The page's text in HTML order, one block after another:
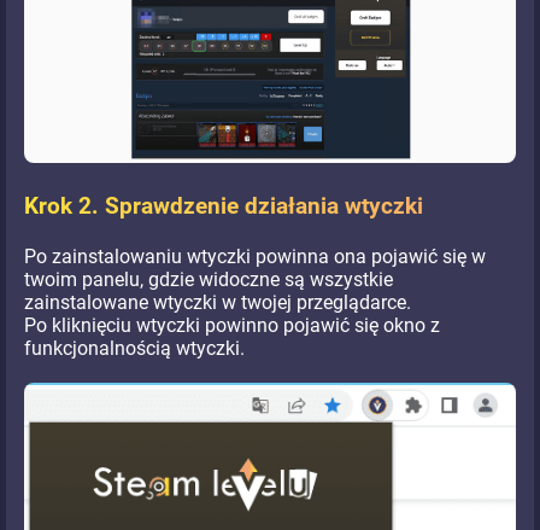
Krok 2. Sprawdzenie działania wtyczki
Po zainstalowaniu wtyczki powinna ona pojawić się w
twoim panelu, gdzie widoczne są wszystkie
zainstalowane wtyczki w twojej przeglądarce.
Po kliknięciu wtyczki powinno pojawić się okno z
funkcjonalnością wtyczki.